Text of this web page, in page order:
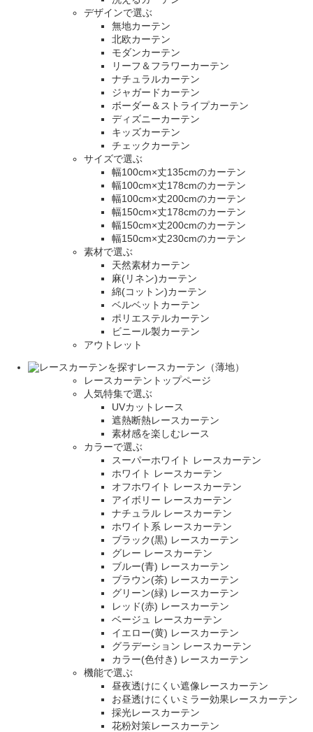
デザインで選ぶ
無地カーテン
北欧カーテン
モダンカーテン
リーフ＆フラワーカーテン
ナチュラルカーテン
ジャガードカーテン
ボーダー＆ストライプカーテン
ディズニーカーテン
キッズカーテン
チェックカーテン
サイズで選ぶ
幅100cm×丈135cmのカーテン
幅100cm×丈178cmのカーテン
幅100cm×丈200cmのカーテン
幅150cm×丈178cmのカーテン
幅150cm×丈200cmのカーテン
幅150cm×丈230cmのカーテン
素材で選ぶ
天然素材カーテン
麻(リネン)カーテン
綿(コットン)カーテン
ベルベットカーテン
ポリエステルカーテン
ビニール製カーテン
アウトレット
レースカーテン（薄地）
レースカーテントップページ
人気特集で選ぶ
UVカットレース
遮熱断熱レースカーテン
素材感を楽しむレース
カラーで選ぶ
スーパーホワイト レースカーテン
ホワイト レースカーテン
オフホワイト レースカーテン
アイボリー レースカーテン
ナチュラル レースカーテン
ホワイト系 レースカーテン
ブラック(黒) レースカーテン
グレー レースカーテン
ブルー(青) レースカーテン
ブラウン(茶) レースカーテン
グリーン(緑) レースカーテン
レッド(赤) レースカーテン
ベージュ レースカーテン
イエロー(黄) レースカーテン
グラデーション レースカーテン
カラー(色付き) レースカーテン
機能で選ぶ
昼夜透けにくい遮像レースカーテン
お昼透けにくいミラー効果レースカーテン
採光レースカーテン
花粉対策レースカーテン